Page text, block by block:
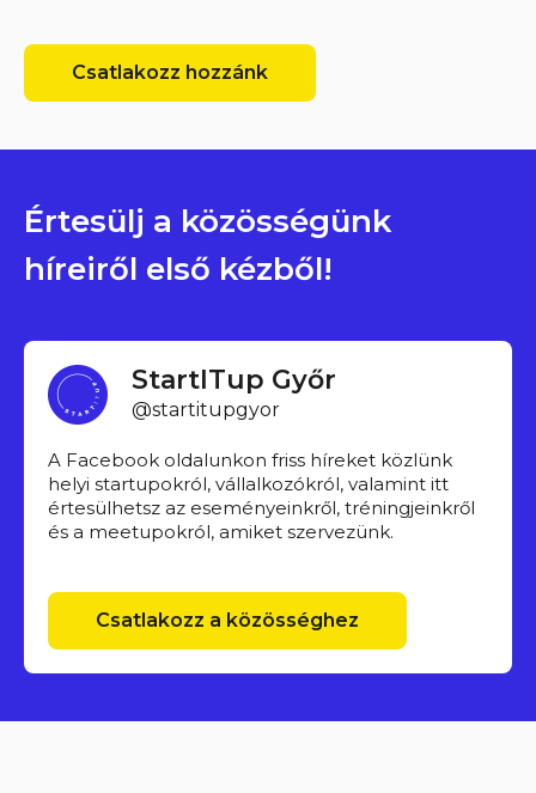
Csatlakozz hozzánk
Értesülj a közösségünk
híreiről első kézből!
StartITup Győr
@startitupgyor
A Facebook oldalunkon friss híreket közlünk
helyi startupokról, vállalkozókról, valamint itt
értesülhetsz az eseményeinkről, tréningjeinkről
és a meetupokról, amiket szervezünk.
Csatlakozz a közösséghez